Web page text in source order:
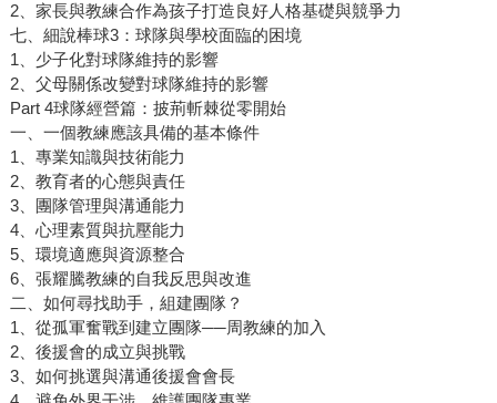
2、家長與教練合作為孩子打造良好人格基礎與競爭力
七、細說棒球3：球隊與學校面臨的困境
1、少子化對球隊維持的影響
2、父母關係改變對球隊維持的影響
Part 4球隊經營篇：披荊斬棘從零開始
一、一個教練應該具備的基本條件
1、專業知識與技術能力
2、教育者的心態與責任
3、團隊管理與溝通能力
4、心理素質與抗壓能力
5、環境適應與資源整合
6、張耀騰教練的自我反思與改進
二、如何尋找助手，組建團隊？
1、從孤軍奮戰到建立團隊──周教練的加入
2、後援會的成立與挑戰
3、如何挑選與溝通後援會會長